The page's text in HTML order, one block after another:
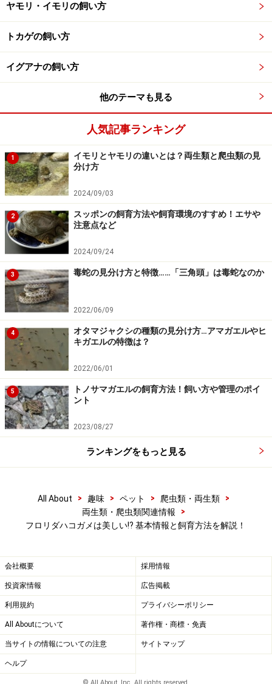
マレーハコガメはほとんど水生ガメの飼育方法⁉ 基
本情報を紹介！
な知識
※記事内容は執筆時点のものです。最新の内容をご確認くださ
差があります。記事内容は全ての個体へ一様に当てはまるわけで
【編集部おすすめの購入サイト】
Amazonで人気のペット用品をチェック！
楽天市場で人気のペット用品をチェック！
ヤモリ・イモリの飼い方
トカゲの飼い方
イグアナの飼い方
他のテーマも見る
人気記事ランキング
1
イモリとヤモリの違いとは？両生類と爬虫類の見
分け方
2024/09/03
2
スッポンの飼育方法や飼育環境のすすめ！エサや
注意点など
2024/09/24
3 毒蛇の見分け方と特徴……「三角頭」は毒蛇なのか
2022/06/09
4
オタマジャクシの種類の見分け方…アマガエルやヒ
キガエルの特徴は？
2022/06/01
5
トノサマガエルの飼育方法！飼い方や管理のポイ
ント
2023/08/27
ランキングをもっと見る
All About > 趣味 > ペット > 爬虫類・両生類
>
両生類・爬虫類関連情報
>
フロリダハコガメは美しい⁉ 基本情報と飼育方法を解説！
会社概要 採用情報
投資家情報 広告掲載
利用規約 プライバシーポリシー
All Aboutについて 著作権・商標・免責
当サイトの情報についての注意 サイトマップ
ヘルプ